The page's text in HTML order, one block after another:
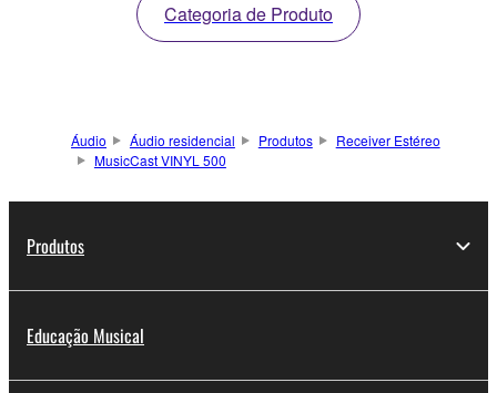
Categoria de Produto
Áudio Áudio residencial Produtos
Receiver Estéreo
MusicCast VINYL 500
Produtos
Educação Musical